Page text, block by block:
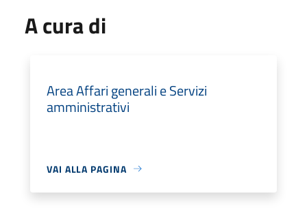
A cura di
Area Affari generali e Servizi
amministrativi
VAI ALLA PAGINA